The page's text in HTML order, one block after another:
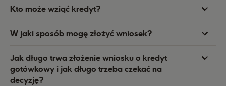
Kto może wziąć kredyt?
W jaki sposób mogę złożyć wniosek?
Jak długo trwa złożenie wniosku o kredyt
gotówkowy i jak długo trzeba czekać na
decyzję?